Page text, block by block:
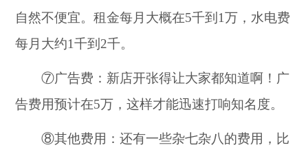
自然不便宜。租金每月大概在5千到1万，水电费
每月大约1千到2千。
⑦广告费：新店开张得让大家都知道啊！广
告费用预计在5万，这样才能迅速打响知名度。
⑧其他费用：还有一些杂七杂八的费用，比